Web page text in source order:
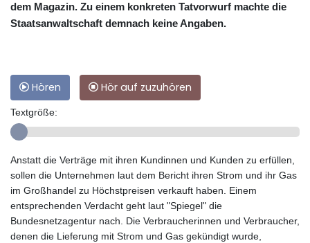
dem Magazin. Zu einem konkreten Tatvorwurf machte die
Staatsanwaltschaft demnach keine Angaben.
Hören Hör auf zuzuhören
Textgröße:
Anstatt die Verträge mit ihren Kundinnen und Kunden zu erfüllen,
sollen die Unternehmen laut dem Bericht ihren Strom und ihr Gas
im Großhandel zu Höchstpreisen verkauft haben. Einem
entsprechenden Verdacht geht laut "Spiegel" die
Bundesnetzagentur nach. Die Verbraucherinnen und Verbraucher,
denen die Lieferung mit Strom und Gas gekündigt wurde,